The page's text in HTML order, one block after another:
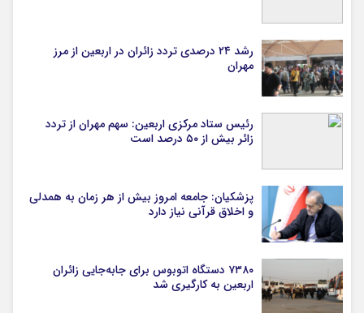
رشد ۲۴ درصدی تردد زائران در اربعین از مرز
مهران
رئیس ستاد مرکزی اربعین: سهم مهران از تردد
زائر بیش از ۵۰ درصد است
پزشکیان: جامعه امروز بیش از هر زمان به همدلی
و اخلاق قرآنی نیاز دارد
۷۳۸۰ دستگاه اتوبوس برای جابه‌جایی زائران
اربعین به‌ کارگیری شد